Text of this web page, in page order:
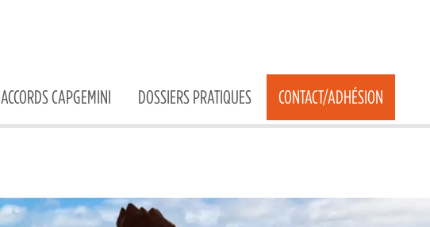
ACCORDS CAPGEMINI DOSSIERS PRATIQUES CONTACT/ADHÉSION